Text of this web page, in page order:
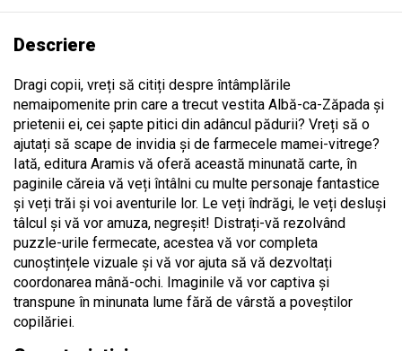
Descriere
Dragi copii, vreți să citiți despre întâmplările
nemaipomenite prin care a trecut vestita Albă-ca-Zăpada și
prietenii ei, cei șapte pitici din adâncul pădurii? Vreți să o
ajutați să scape de invidia și de farmecele mamei-vitrege?
Iată, editura Aramis vă oferă această minunată carte, în
paginile căreia vă veți întâlni cu multe personaje fantastice
și veți trăi și voi aventurile lor. Le veți îndrăgi, le veți desluși
tâlcul și vă vor amuza, negreșit! Distrați-vă rezolvând
puzzle-urile fermecate, acestea vă vor completa
cunoștințele vizuale și vă vor ajuta să vă dezvoltați
coordonarea mână-ochi. Imaginile vă vor captiva și
transpune în minunata lume fără de vârstă a poveștilor
copilăriei.